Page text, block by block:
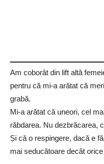
Am coborât din lift altă
pentru că mi-a arătat că
grabă.
Mi-a arătat că uneori, cel
răbdarea. Nu dezbrăcarea,
Și că o respingere, dacă e
mai seducătoare decât